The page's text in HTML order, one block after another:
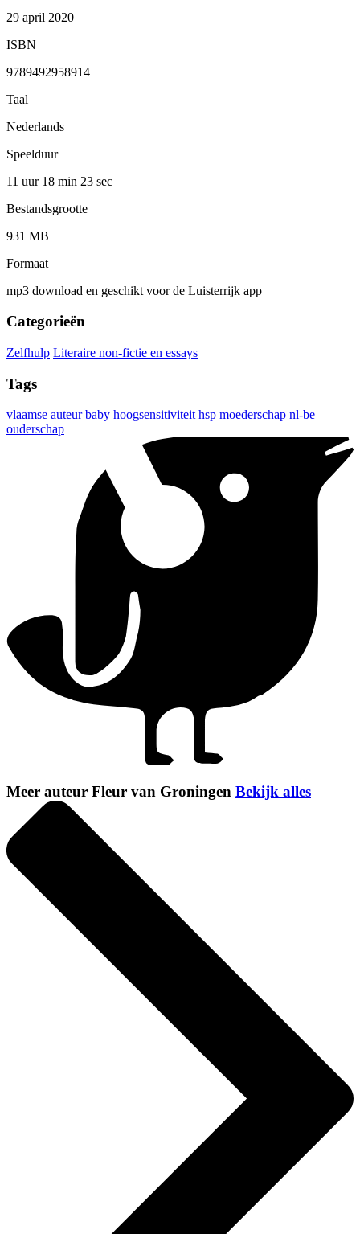
29 april 2020
ISBN
9789492958914
Taal
Nederlands
Speelduur
11 uur 18 min 23 sec
Bestandsgrootte
931 MB
Formaat
mp3 download en geschikt voor de Luisterrijk app
Categorieën
Zelfhulp Literaire non-fictie en essays
Tags
vlaamse auteur baby hoogsensitiviteit hsp moederschap nl-be
ouderschap
Meer auteur Fleur van Groningen Bekijk alles